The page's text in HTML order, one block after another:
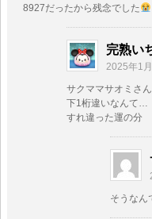
8927だったから残念でした
完熟い
2025年1
サクママサオミさん
下1桁違いなんて
すれ違った運の分
そうなん